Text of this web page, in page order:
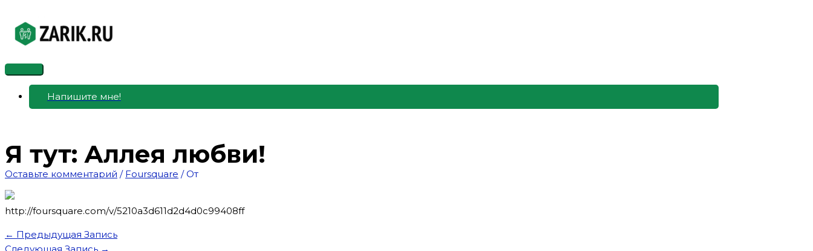
содержимому
Главное
меню
Напишите мне!
Я тут: Аллея любви!
Оставьте комментарий / Foursquare / От
http://foursquare.com/v/5210a3d611d2d4d0c99408ff
← Предыдущая Запись